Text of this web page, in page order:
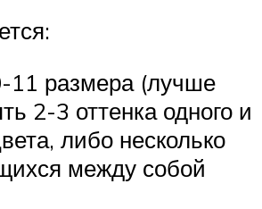
11 размера (лучше
2-3 оттенка одного и
либо несколько
между собой